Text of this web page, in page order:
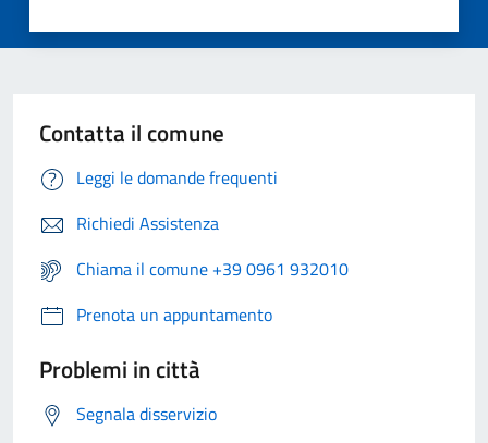
Contatta il comune
Leggi le domande frequenti
Richiedi Assistenza
Chiama il comune +39 0961 932010
Prenota un appuntamento
Problemi in città
Segnala disservizio